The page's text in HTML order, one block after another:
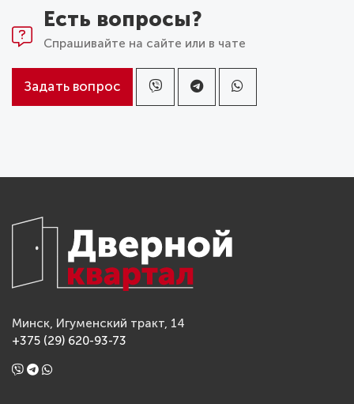
Есть вопросы?
Спрашивайте на сайте или в чате
Задать вопрос
Минск, Игуменский тракт, 14
+375 (29) 620-93-73